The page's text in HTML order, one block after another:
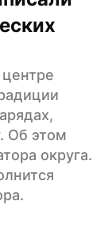
Об этом
округа.